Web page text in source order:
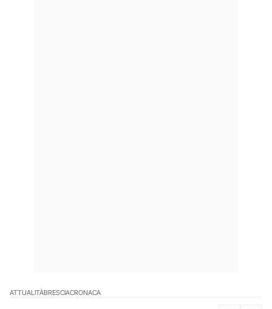
ATTUALITÀBRESCIACRONACA